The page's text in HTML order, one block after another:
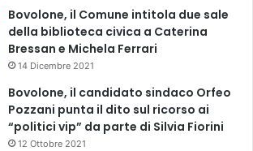
Bovolone, il Comune intitola due sale
della biblioteca civica a Caterina
Bressan e Michela Ferrari
14 Dicembre 2021
Bovolone, il candidato sindaco Orfeo
Pozzani punta il dito sul ricorso ai
“politici vip” da parte di Silvia Fiorini
12 Ottobre 2021